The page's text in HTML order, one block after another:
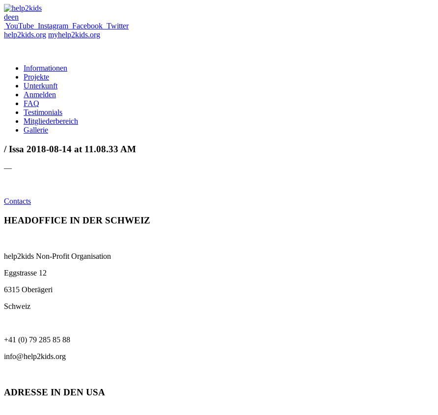
deen
YouTube Instagram Facebook Twitter
help2kids.org myhelp2kids.org
Informationen
Projekte
Unterkunft
Anmelden
FAQ
Testimonials
Mitgliederbereich
Gallerie
/ Issa 2018-08-14 at 11.08.33 AM
—
Contacts
HEADOFFICE IN DER SCHWEIZ
help2kids Non-Profit Organisation
Eggstrasse 12
6315 Oberägeri
Schweiz
+41 (0) 79 285 85 88
info@help2kids.org
ADRESSE IN DEN USA